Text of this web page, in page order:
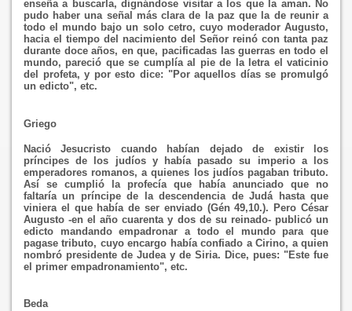
enseña a buscarla, dignándose visitar a los que la aman. No
pudo haber una señal más clara de la paz que la de reunir a
todo el mundo bajo un solo cetro, cuyo moderador Augusto,
hacia el tiempo del nacimiento del Señor reinó con tanta paz
durante doce años, en que, pacificadas las guerras en todo el
mundo, pareció que se cumplía al pie de la letra el vaticinio
del profeta, y por esto dice: "Por aquellos días se promulgó
un edicto", etc.
Griego
Nació Jesucristo cuando habían dejado de existir los
príncipes de los judíos y había pasado su imperio a los
emperadores romanos, a quienes los judíos pagaban tributo.
Así se cumplió la profecía que había anunciado que no
faltaría un príncipe de la descendencia de Judá hasta que
viniera el que había de ser enviado (Gén 49,10.). Pero César
Augusto -en el año cuarenta y dos de su reinado- publicó un
edicto mandando empadronar a todo el mundo para que
pagase tributo, cuyo encargo había confiado a Cirino, a quien
nombró presidente de Judea y de Siria. Dice, pues: "Este fue
el primer empadronamiento", etc.
Beda